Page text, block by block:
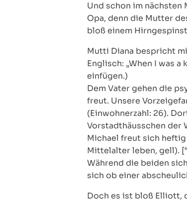
Und schon im nächsten
Opa, denn die Mutter
bloß einem
Mutti Diana bespricht
Englisch: „When I was
einfügen.)
Dem Vater gehen die
freut. Unsere
(Einwohnerzahl: 26).
Vorstadthäusschen der
Michael freut sich heftig
Mittelalter leben, gell).
Während die beiden
sich ob einer
Doch es ist bloß Elliott,